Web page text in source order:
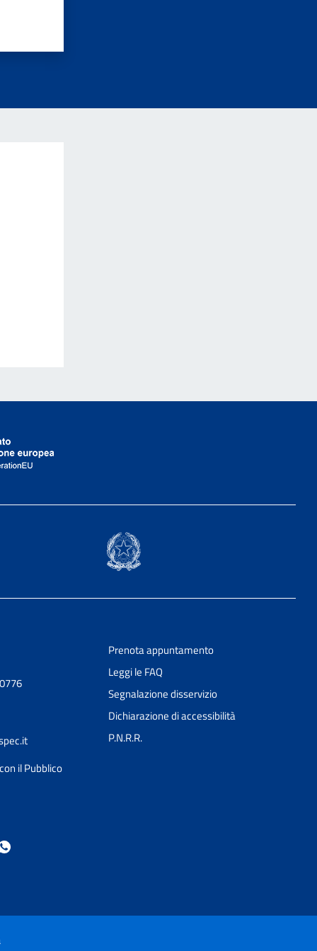
il Pubblico
Prenota appuntamento
Leggi le FAQ
Segnalazione disservizio
Dichiarazione di accessibilità
P.N.R.R.